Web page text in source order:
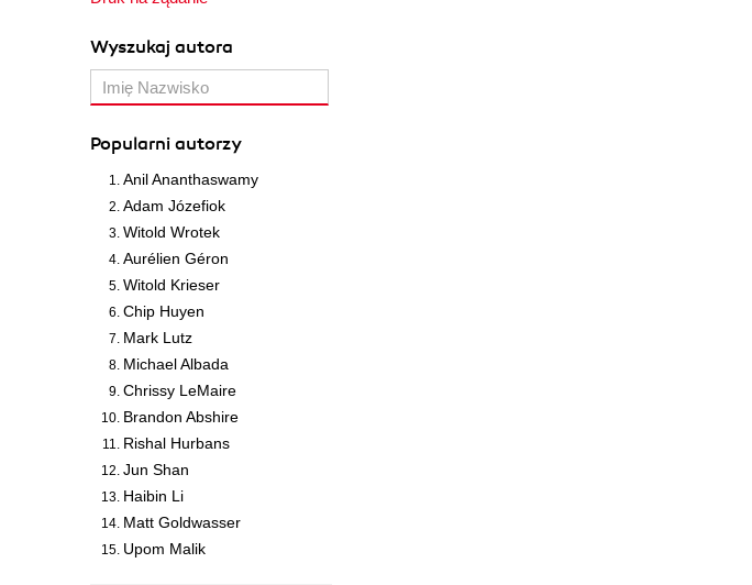
Wyszukaj autora
Popularni autorzy
Anil Ananthaswamy
Adam Józefiok
Witold Wrotek
Aurélien Géron
Witold Krieser
Chip Huyen
Mark Lutz
Michael Albada
Chrissy LeMaire
Brandon Abshire
Rishal Hurbans
Jun Shan
Haibin Li
Matt Goldwasser
Upom Malik